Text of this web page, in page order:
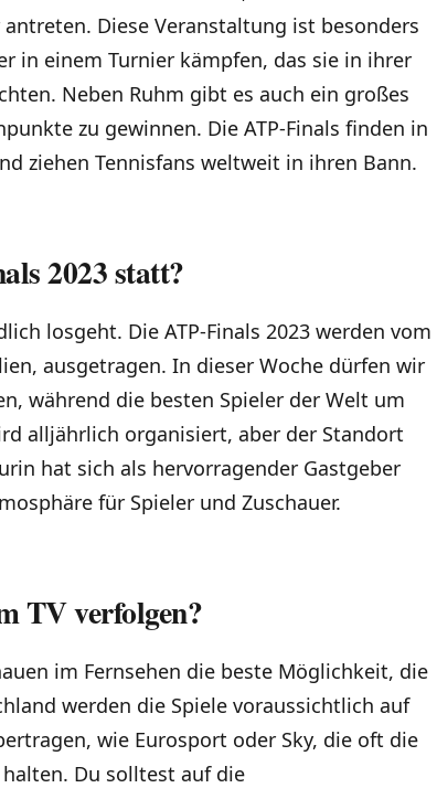
antreten. Diese Veranstaltung ist besonders
in einem Turnier kämpfen, das sie in ihrer
Neben Ruhm gibt es auch ein großes
zu gewinnen. Die ATP-Finals finden in
ziehen Tennisfans weltweit in ihren Bann.
2023 statt?
losgeht. Die ATP-Finals 2023 werden vom
ausgetragen. In dieser Woche dürfen wir
während die besten Spieler der Welt um
alljährlich organisiert, aber der Standort
hat sich als hervorragender Gastgeber
für Spieler und Zuschauer.
TV verfolgen?
im Fernsehen die beste Möglichkeit, die
werden die Spiele voraussichtlich auf
wie Eurosport oder Sky, die oft die
Du solltest auf die